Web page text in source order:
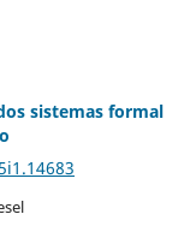
sistemas formal